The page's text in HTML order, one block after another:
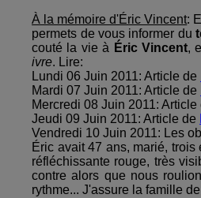
À la mémoire d'Éric Vincent:
permets de vous informer du
couté la vie à Éric Vincent,
ivre. Lire:
Lundi 06 Juin 2011: Article de
Mardi 07 Juin 2011: Article de
Mercredi 08 Juin 2011:
Jeudi 09 Juin 2011: Article de
Vendredi 10 Juin 2011: Les
Éric avait 47 ans, marié,
réfléchissante rouge, très
contre alors que nous
rythme... J'assure la famille